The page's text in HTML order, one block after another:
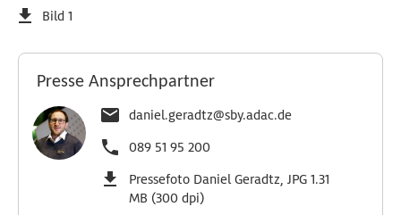
Bild 1
Presse Ansprechpartner
daniel.geradtz@sby.adac.de
089 51 95 200
Pressefoto Daniel Geradtz, JPG 1.31
MB (300 dpi)